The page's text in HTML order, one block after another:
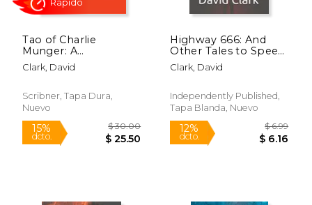
Tao of Charlie
Munger: A
Compilation of
Quotes from
Vice Chairman on
Life, Business, and the
With Commentary by
David Clark (en
Clark, David
Scribner, Tapa Dura,
Nuevo
Highway 666: And
Other Tales to Speed
Your Descent Into
the Abyss (en Inglés)
Clark, David
Independently Published,
Tapa Blanda, Nuevo